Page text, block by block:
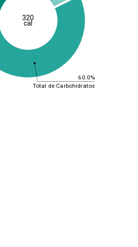
60.0%
Total de Carbohidratos
320
cal